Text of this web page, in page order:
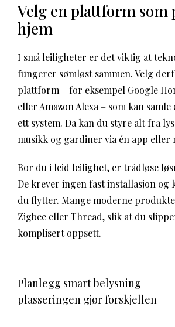
Velg en plattform som
hjem
I små leiligheter er det viktig at
fungerer sømløst sammen. Velg
plattform – for eksempel Google
eller Amazon Alexa – som kan
ett system. Da kan du styre alt fra
musikk og gardiner via én app eller
Bor du i leid leilighet, er trådløse
De krever ingen fast installasjon og
du flytter. Mange moderne
Zigbee eller Thread, slik at du
komplisert oppsett.
Planlegg smart belysning –
plasseringen gjør forskjellen